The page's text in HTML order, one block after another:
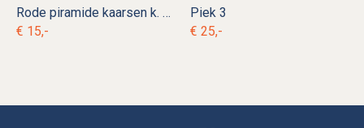
Rode piramide kaarsen k. vk 3
€ 15,-
Piek 3
€ 25,-